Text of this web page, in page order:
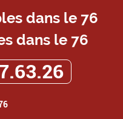
dans le 76